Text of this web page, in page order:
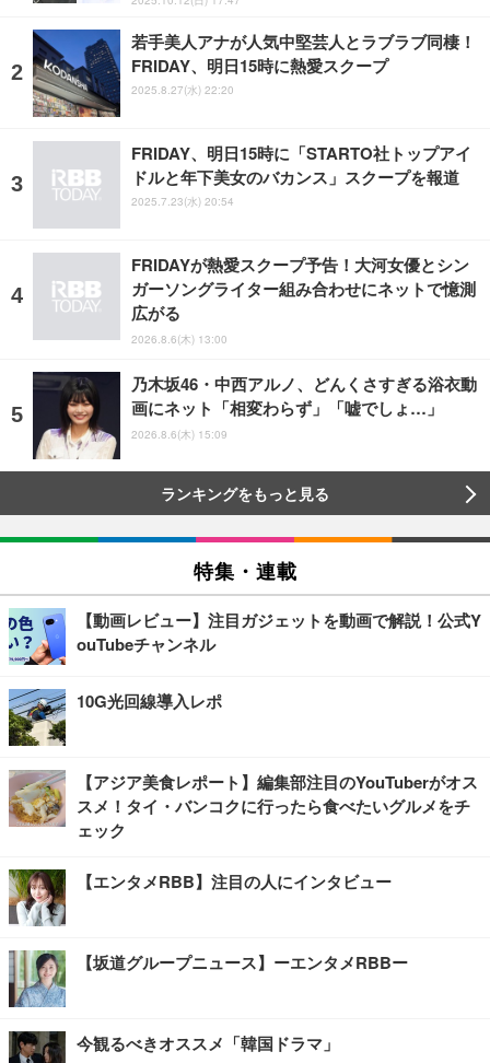
若手美人アナが人気中堅芸人とラブラブ同棲！
FRIDAY、明日15時に熱愛スクープ
2025.8.27(水) 22:20
FRIDAY、明日15時に「STARTO社トップアイ
ドルと年下美女のバカンス」スクープを報道
2025.7.23(水) 20:54
FRIDAYが熱愛スクープ予告！大河女優とシン
ガーソングライター組み合わせにネットで憶測
広がる
2026.8.6(木) 13:00
乃木坂46・中西アルノ、どんくさすぎる浴衣動
画にネット「相変わらず」「嘘でしょ…」
2026.8.6(木) 15:09
ランキングをもっと見る
特集・連載
【動画レビュー】注目ガジェットを動画で解説！公式Y
ouTubeチャンネル
10G光回線導入レポ
【アジア美食レポート】編集部注目のYouTuberがオス
スメ！タイ・バンコクに行ったら食べたいグルメをチ
ェック
【エンタメRBB】注目の人にインタビュー
【坂道グループニュース】ーエンタメRBBー
今観るべきオススメ「韓国ドラマ」